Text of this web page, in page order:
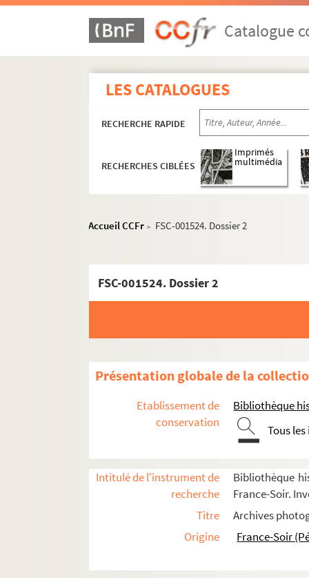
Catalogue
LES CATALOGUES
RECHERCHE RAPIDE
RECHERCHES CIBLÉES
Imprimés
multimédia
Accueil CCFr > FSC-001524. Dossier 2
FSC-001524. Dossier 2
Présentation globale de la
Etablissement de
conservation
Bibliothèque
Tous
Intitulé de l'instrument de
recherche
Bibliothèque
France-Soir.
Titre
Archives
Origine
France-Soir
P
S
FSE-002520. Thunder Cloud, né Victor
FSE-000669. Tixier-Vignancour, Jean-Louis
FSE-003541. Sa maison natale à
FSE-003530. Adolescence
FSE-003536. Dans l'armée de l'air
FSE-003537. A la plage
FSE-003532. Son père
Sa mère
FSE-003533. Son frère